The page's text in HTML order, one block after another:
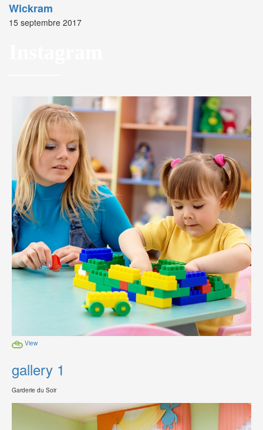
Wickram
15 septembre 2017
View
gallery 1
Garderie du Soir